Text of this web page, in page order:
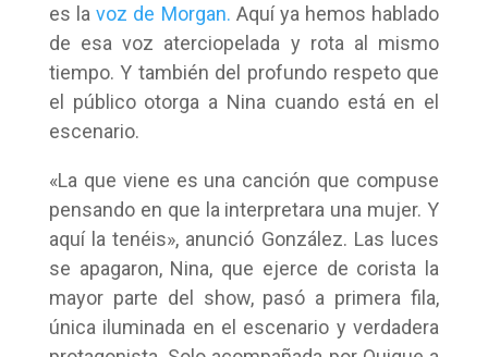
es la voz de Morgan. Aquí ya hemos hablado
de esa voz aterciopelada y rota al mismo
tiempo. Y también del profundo respeto que
el público otorga a Nina cuando está en el
escenario.
«La que viene es una canción que compuse
pensando en que la interpretara una mujer. Y
aquí la tenéis», anunció González. Las luces
se apagaron, Nina, que ejerce de corista la
mayor parte del show, pasó a primera fila,
única iluminada en el escenario y verdadera